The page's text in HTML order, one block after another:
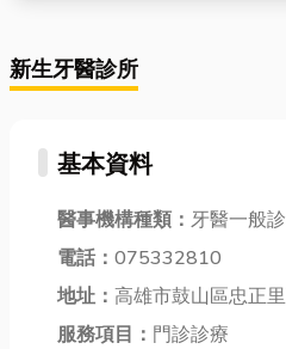
新生牙醫診所
基本資料
醫事機構種類： 牙醫一般
電話： 075332810
地址： 高雄市鼓山區忠正
服務項目： 門診診療